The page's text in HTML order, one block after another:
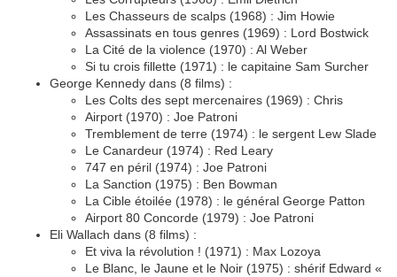
Les Chasseurs de scalps (1968) : Jim Howie
Assassinats en tous genres (1969) : Lord Bostwick
La Cité de la violence (1970) : Al Weber
Si tu crois fillette (1971) : le capitaine Sam Surcher
George Kennedy dans (8 films) :
Les Colts des sept mercenaires (1969) : Chris
Airport (1970) : Joe Patroni
Tremblement de terre (1974) : le sergent Lew Slade
Le Canardeur (1974) : Red Leary
747 en péril (1974) : Joe Patroni
La Sanction (1975) : Ben Bowman
La Cible étoilée (1978) : le général George Patton
Airport 80 Concorde (1979) : Joe Patroni
Eli Wallach dans (8 films) :
Et viva la révolution ! (1971) : Max Lozoya
Le Blanc, le Jaune et le Noir (1975) : shérif Edward «